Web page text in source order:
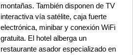
montañas. También disponen de TV
interactiva vía satélite, caja fuerte
electrónica, minibar y conexión WiFi
gratuita. El hotel alberga un
restaurante asador especializado en